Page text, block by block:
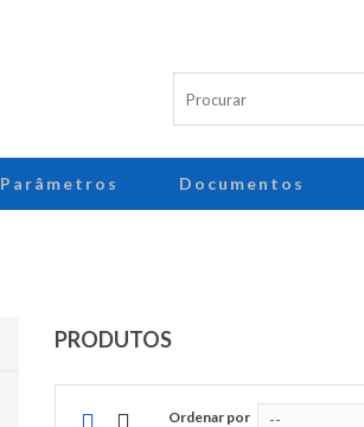
Parâmetros Documentos
PRODUTOS
Ordenar por